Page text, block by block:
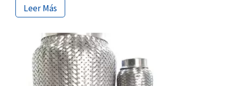
de acero inoxidable 304, estos tubos flexibles son
adecuados para suministro de OEM, proyectos de
reemplazo y compras al por mayor.
Leer Más